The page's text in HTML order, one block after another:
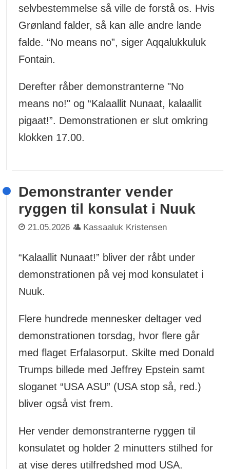
selvbestemmelse så ville de forstå os. Hvis
Grønland falder, så kan alle andre lande
falde. “No means no”, siger Aqqalukkuluk
Fontain.
Derefter råber demonstranterne "No
means no!" og “Kalaallit Nunaat, kalaallit
pigaat!”. Demonstrationen er slut omkring
klokken 17.00.
Demonstranter vender
ryggen til konsulat i Nuuk
21.05.2026 Kassaaluk Kristensen
“Kalaallit Nunaat!” bliver der råbt under
demonstrationen på vej mod konsulatet i
Nuuk.
Flere hundrede mennesker deltager ved
demonstrationen torsdag, hvor flere går
med flaget Erfalasorput. Skilte med Donald
Trumps billede med Jeffrey Epstein samt
sloganet “USA ASU” (USA stop så, red.)
bliver også vist frem.
Her vender demonstranterne ryggen til
konsulatet og holder 2 minutters stilhed for
at vise deres utilfredshed mod USA.